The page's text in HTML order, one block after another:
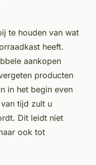
te houden van wat
heeft.
aankopen
producten
in het begin even
tijd zult u
Dit leidt niet
ook tot